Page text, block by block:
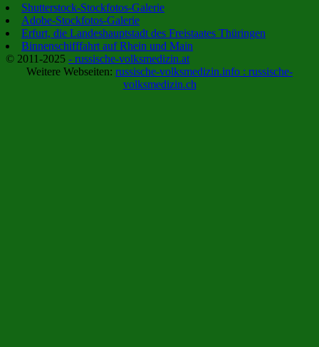
Shutterstock-Stockfotos-Galerie
Adobe-Stockfotos-Galerie
Erfurt, die Landeshauptstadt des Freistaates Thüringen
Binnenschifffahrt auf Rhein und Main
© 2011-2025 - russische-volksmedizin.at
Weitere Webseiten: russische-volksmedizin.info : russische-
volksmedizin.ch